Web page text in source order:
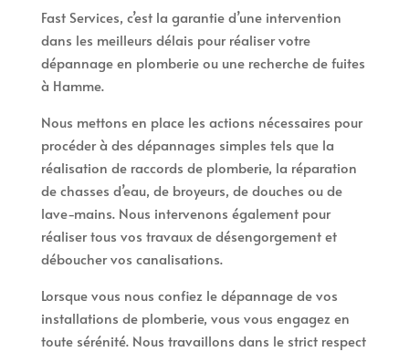
Fast Services, c’est la garantie d’une intervention
dans les meilleurs délais pour réaliser votre
dépannage en plomberie ou une recherche de fuites
à Hamme.
Nous mettons en place les actions nécessaires pour
procéder à des dépannages simples tels que la
réalisation de raccords de plomberie, la réparation
de chasses d’eau, de broyeurs, de douches ou de
lave-mains. Nous intervenons également pour
réaliser tous vos travaux de désengorgement et
déboucher vos canalisations.
Lorsque vous nous confiez le dépannage de vos
installations de plomberie, vous vous engagez en
toute sérénité. Nous travaillons dans le strict respect